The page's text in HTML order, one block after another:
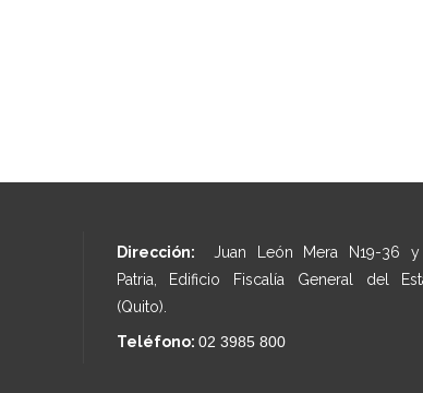
Dirección: Juan León Mera N19-36 y
Patria, Edificio Fiscalía General del
(Quito).
Teléfono: 02 3985 800